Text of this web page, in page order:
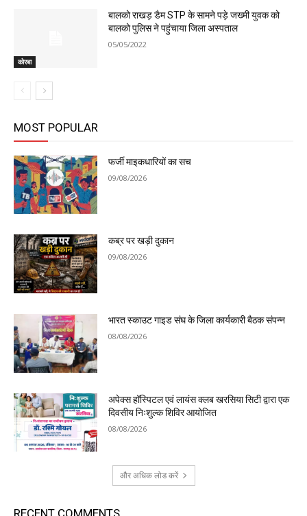
कोरबा
बालको राखड़ डैम STP के सामने पड़े जख्मी युवक को
बालको पुलिस ने पहुंचाया जिला अस्पताल
05/05/2022
MOST POPULAR
फर्जी माइकधारियों का सच
09/08/2026
कब्र पर खड़ी दुकान
09/08/2026
भारत स्काउट गाइड संघ के जिला कार्यकारी बैठक संपन्न
08/08/2026
अपेक्स हॉस्पिटल एवं लायंस क्लब खरसिया सिटी द्वारा एक
दिवसीय निःशुल्क शिविर आयोजित
08/08/2026
और अधिक लोड करें